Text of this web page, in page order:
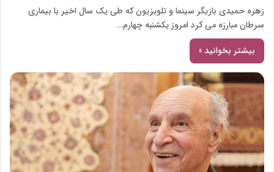
زهره حمیدی بازیگر سینما و تلویزیون که طی یک سال اخیر با بیماری
سرطان مبارزه می کرد امروز یکشنبه چهارم…
بیشتر بخوانید »